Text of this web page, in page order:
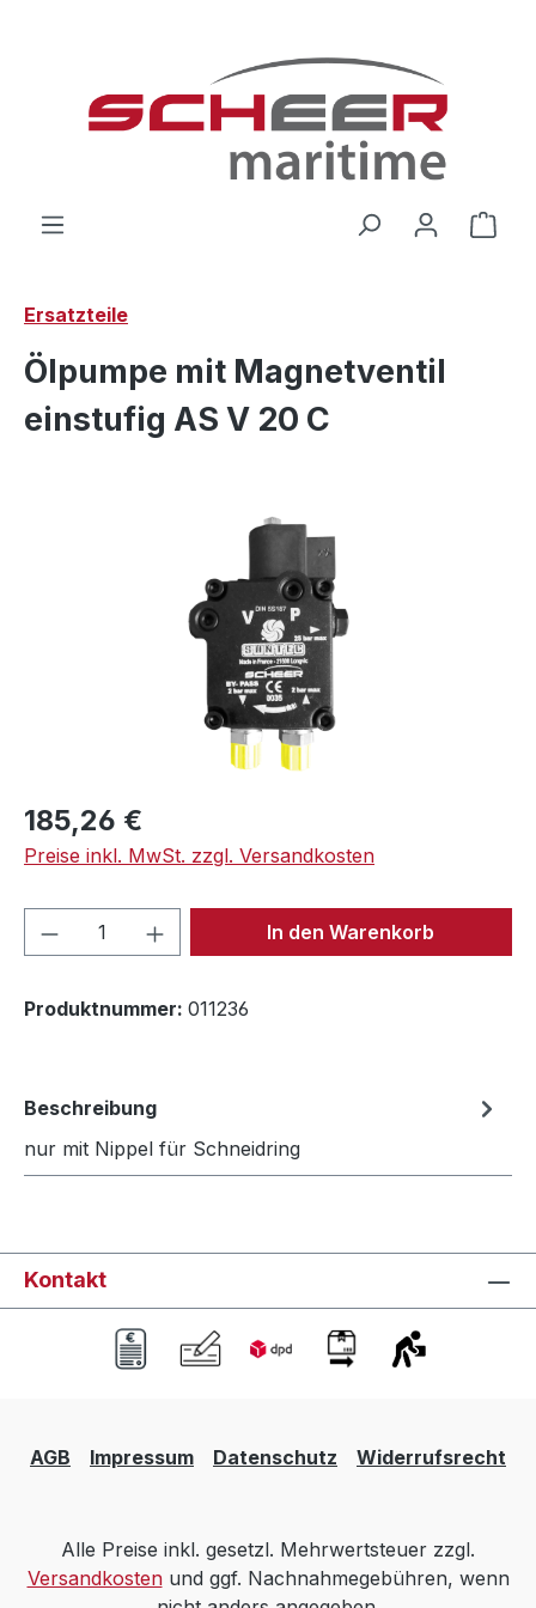
Ersatzteile
Ölpumpe mit Magnetventil
einstufig AS V 20 C
Bildergalerie überspringen
Regulärer Preis:
185,26 €
Preise inkl. MwSt. zzgl. Versandkosten
Produkt Anzahl: Gib denIn den Warenkorb
Produktnummer: 011236
Beschreibung
nur mit Nippel für Schneidring
Kontakt
AGB Impressum Datenschutz Widerrufsrecht
Alle Preise inkl. gesetzl. Mehrwertsteuer zzgl.
Versandkostenund ggf. Nachnahmegebühren, wenn